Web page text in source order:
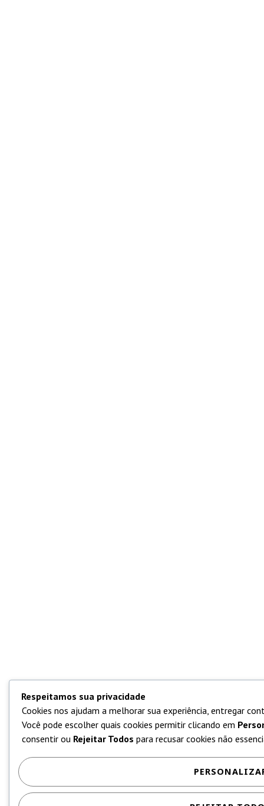
Respeitamos sua privacidade
Cookies nos ajudam a melhorar sua experiência, entregar
Você pode escolher quais cookies permitir clicando em
consentir ou Rejeitar Todos para recusar cookies não